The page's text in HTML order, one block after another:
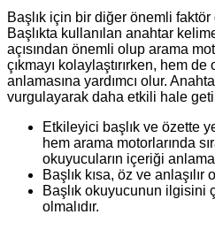
Başlık için bir diğer önemli
Başlıkta kullanılan anahtar
açısından önemli olup arama
çıkmayı kolaylaştırırken, hem
anlamasına yardımcı olur.
vurgulayarak daha etkili hale
Etkileyici başlık ve özette
hem arama motorlarında
okuyucuların içeriği
Başlık kısa, öz ve anlaşılır
Başlık okuyucunun ilgisini
olmalıdır.